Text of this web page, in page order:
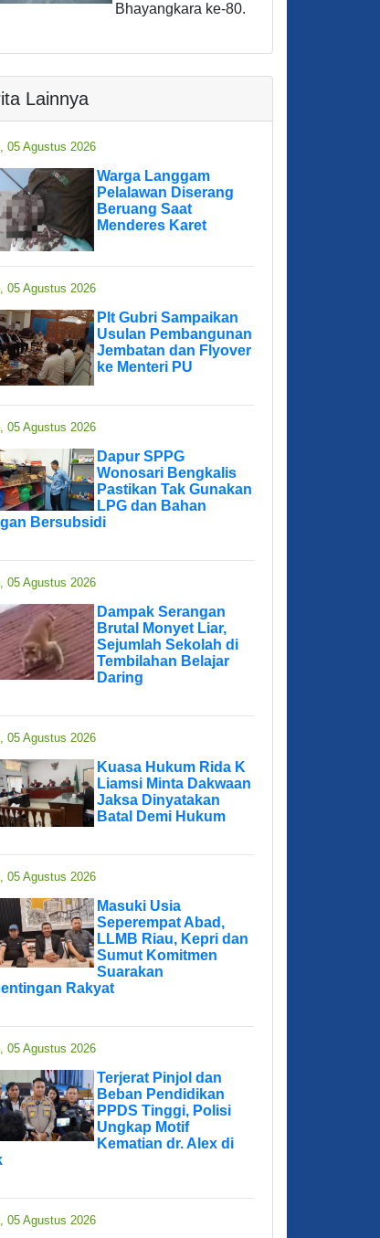
Bhayangkara ke-80.
Lainnya
05 Agustus 2026
Warga Langgam
Pelalawan Diserang
Beruang Saat
Menderes Karet
05 Agustus 2026
Plt Gubri Sampaikan
Usulan Pembangunan
Jembatan dan Flyover
ke Menteri PU
05 Agustus 2026
Dapur SPPG
Wonosari Bengkalis
Pastikan Tak Gunakan
LPG dan Bahan
Bersubsidi
05 Agustus 2026
Dampak Serangan
Brutal Monyet Liar,
Sejumlah Sekolah di
Tembilahan Belajar
Daring
05 Agustus 2026
Kuasa Hukum Rida K
Liamsi Minta Dakwaan
Jaksa Dinyatakan
Batal Demi Hukum
05 Agustus 2026
Masuki Usia
Seperempat Abad,
LLMB Riau, Kepri dan
Sumut Komitmen
Suarakan
Rakyat
05 Agustus 2026
Terjerat Pinjol dan
Beban Pendidikan
PPDS Tinggi, Polisi
Ungkap Motif
Kematian dr. Alex di
05 Agustus 2026